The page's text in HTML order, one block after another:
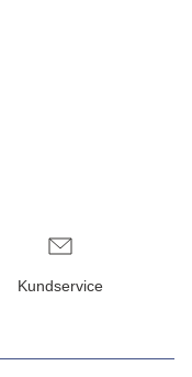
Kundservice